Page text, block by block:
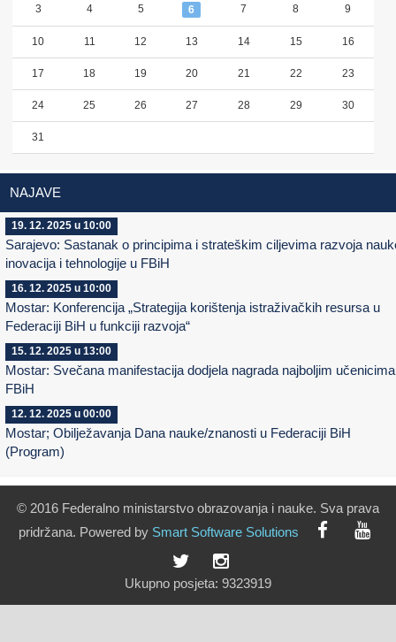
3 4 5 6 7 8 9
10 11 12 13 14 15 16
17 18 19 20 21 22 23
24 25 26 27 28 29 30
31
NAJAVE
19. 12. 2025 u 10:00
Sarajevo: Sastanak o principima i strateškim ciljevima razvoja
inovacija i tehnologije u FBiH
16. 12. 2025 u 10:00
Mostar: Konferencija „Strategija korištenja istraživačkih resursa u
Federaciji BiH u funkciji razvoja“
15. 12. 2025 u 13:00
Mostar: Svečana manifestacija dodjela nagrada najboljim
FBiH
12. 12. 2025 u 00:00
Mostar; Obilježavanja Dana nauke/znanosti u Federaciji BiH
(Program)
© 2016 Federalno ministarstvo obrazovanja i nauke. Sva prava
pridržana. Powered by Smart Software Solutions
Ukupno posjeta: 9323919